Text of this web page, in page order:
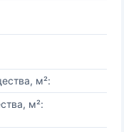
м²:
м²: